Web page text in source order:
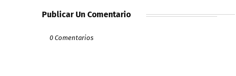
Publicar Un Comentario
0 Comentarios